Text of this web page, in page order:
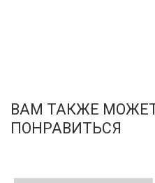
ВАМ ТАКЖЕ
ПОНРАВИТЬСЯ